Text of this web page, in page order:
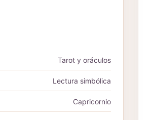
Tarot y oráculos
Lectura simbólica
Capricornio